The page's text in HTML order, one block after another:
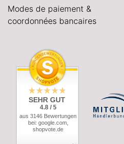
Modes de paiement &
coordonnées bancaires
SEHR GUT
4.8 / 5
aus 3146 Bewertungen
bei: google.com,
shopvote.de